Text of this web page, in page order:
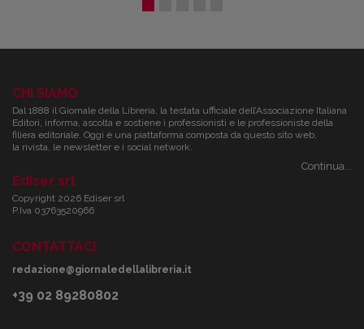
CHI SIAMO
Dal 1888 il Giornale della Libreria, la testata ufficiale dell’Associazione Italiana
Editori, informa, ascolta e sostiene i professionisti e le professioniste della
filiera editoriale. Oggi è una piattaforma composta da questo sito web,
la rivista, le newsletter e i social network.
Continua...
Ediser srl
Copyright 2026 Ediser srl
P.Iva 03763520966
CONTATTACI
redazione@giornaledellalibreria.it
+39 02 89280802